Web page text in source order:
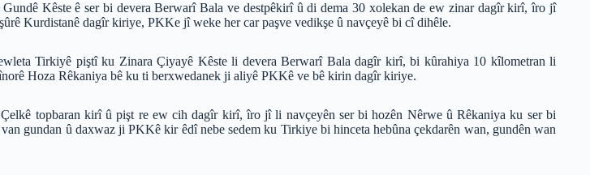
Kêste ê ser bi devera Berwarî Bala ve destpêkirî û di dema 30 xolekan de ew zinar dagîr kirî, îro jî
Kurdistanê dagîr kiriye, PKKe jî weke her car paşve vedikşe û navçeyê bi cî dihêle.
Tirkiyê piştî ku Zinara Çiyayê Kêste li devera Berwarî Bala dagîr kirî, bi kûrahiya 10 kîlometran li
Hoza Rêkaniya bê ku ti berxwedanek ji aliyê PKKê ve bê kirin dagîr kiriye.
topbaran kirî û pişt re ew cih dagîr kirî, îro jî li navçeyên ser bi hozên Nêrwe û Rêkaniya ku ser bi
gundan û daxwaz ji PKKê kir êdî nebe sedem ku Tirkiye bi hinceta hebûna çekdarên wan, gundên wan